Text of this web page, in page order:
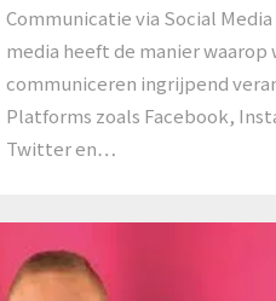
Communicatie via Social
media heeft de manier waarop
communiceren ingrijpend
Platforms zoals Facebook,
Twitter en…